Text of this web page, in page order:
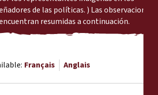
de las políticas. ) Las observaciones
resumidas a continuación.
Français Anglais